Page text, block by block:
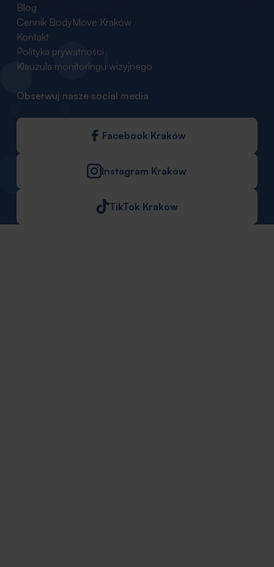
Blog
Cennik BodyMove Kraków
Kontakt
Polityka prywatności
Klauzula monitoringu wizyjnego
Obserwuj nasze social media
Facebook Kraków
Instagram Kraków
TikTok Kraków